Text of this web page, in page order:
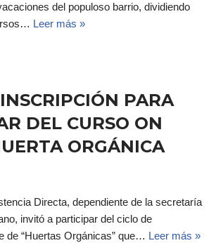
del populoso barrio, dividiendo
Leer más »
PARA
DEL CURSO ON
ORGÁNICA
Directa, dependiente de la secretaría
invitó a participar del ciclo de
de “Huertas Orgánicas” que… Leer más »